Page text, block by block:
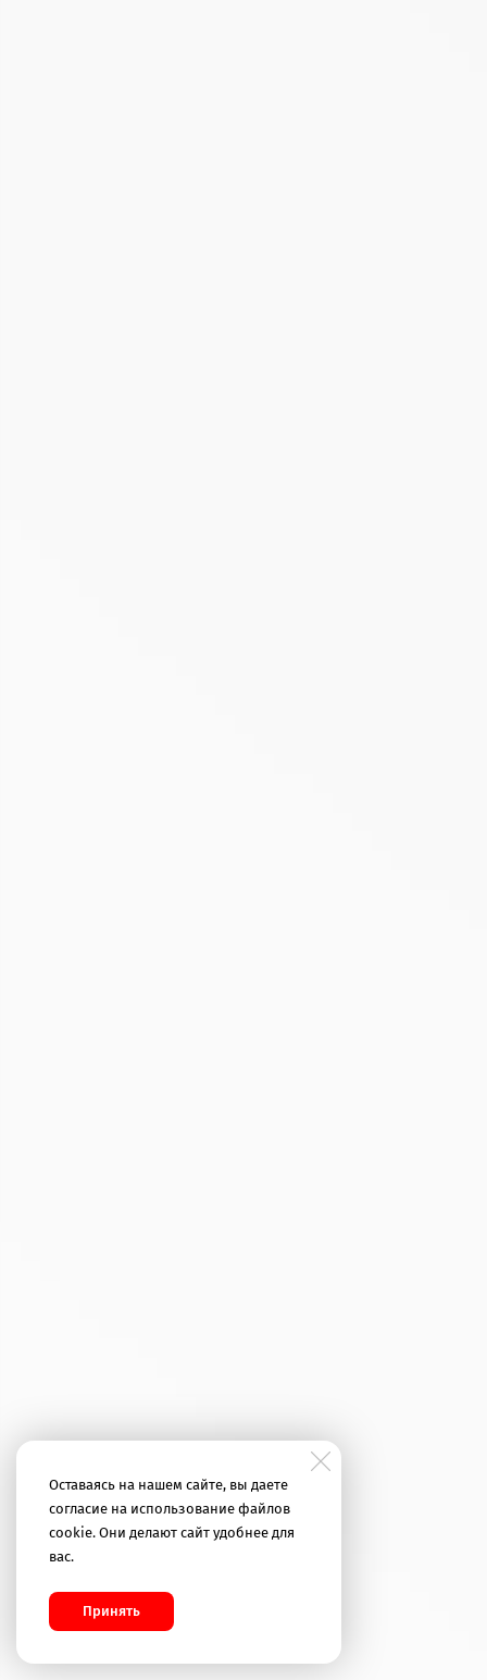
Оставаясь на нашем сайте, вы даете
согласие на использование файлов
cookie. Они делают сайт удобнее для
вас.
Принять